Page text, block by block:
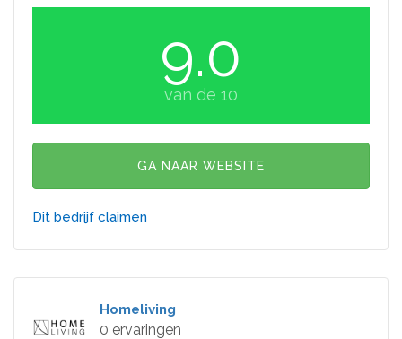
9.0
van de 10
GA NAAR WEBSITE
Dit bedrijf claimen
Homeliving
0 ervaringen